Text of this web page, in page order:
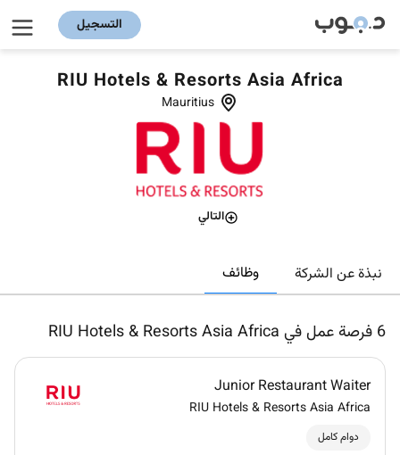
التسجيل
RIU Hotels & Resorts Asia Africa
Mauritius
التالي
نبذة عن الشركة وظائف
6 فرصة عمل في RIU Hotels & Resorts Asia Africa
Junior Restaurant Waiter
RIU Hotels & Resorts Asia Africa
دوام كامل